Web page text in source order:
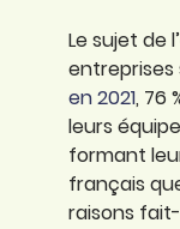
Évaluer le
salariés
salariés
Explorer
Le sujet de
entreprises
en 2021, 76
leurs
formant
français
raisons